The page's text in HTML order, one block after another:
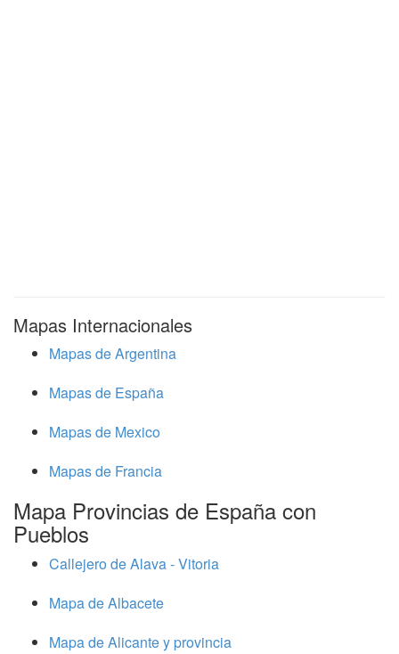
Mapas Internacionales
Mapas de Argentina
Mapas de España
Mapas de Mexico
Mapas de Francia
Mapa Provincias de España con
Pueblos
Callejero de Alava - Vitoria
Mapa de Albacete
Mapa de Alicante y provincia